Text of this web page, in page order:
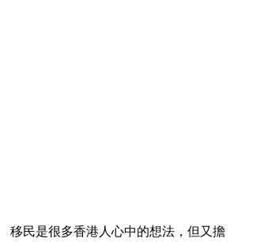
移民是很多香港人心中的想法，但又擔